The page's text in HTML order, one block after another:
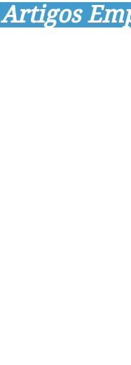
Artigos